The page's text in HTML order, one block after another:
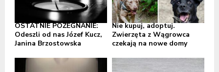
OSTATNIE POŻEGNANIE:
Odeszli od nas Józef Kucz,
Janina Brzostowska
Nie kupuj, adoptuj.
Zwierzęta z Wągrowca
czekają na nowe domy